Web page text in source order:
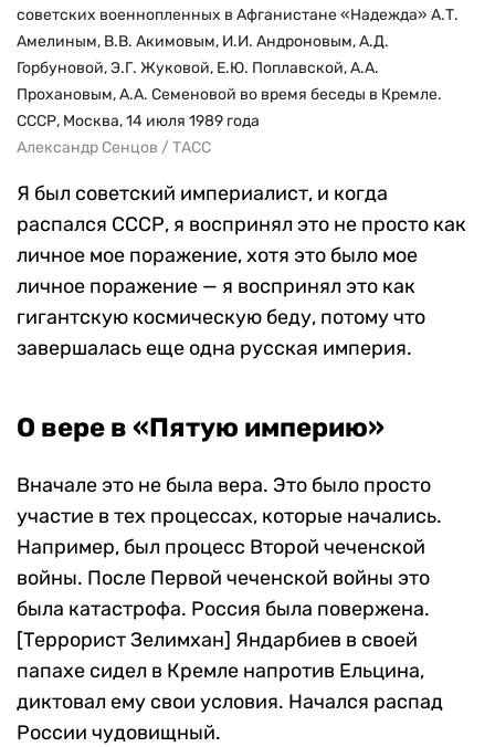
советских военнопленных в Афганистане «Надежда» А.Т.
Амелиным, В.В. Акимовым, И.И. Андроновым, А.Д.
Горбуновой, Э.Г. Жуковой, Е.Ю. Поплавской, А.А.
Прохановым, А.А. Семеновой во время беседы в Кремле.
СССР, Москва, 14 июля 1989 года
Александр Сенцов / ТАСС
Я был советский империалист, и когда
распался СССР, я воспринял это не просто как
личное мое поражение, хотя это было мое
личное поражение — я воспринял это как
гигантскую космическую беду, потому что
завершалась еще одна русская империя.
О вере в «Пятую империю»
Вначале это не была вера. Это было просто
участие в тех процессах, которые начались.
Например, был процесс Второй чеченской
войны. После Первой чеченской войны это
была катастрофа. Россия была повержена.
[Террорист Зелимхан] Яндарбиев в своей
папахе сидел в Кремле напротив Ельцина,
диктовал ему свои условия. Начался распад
России чудовищный.